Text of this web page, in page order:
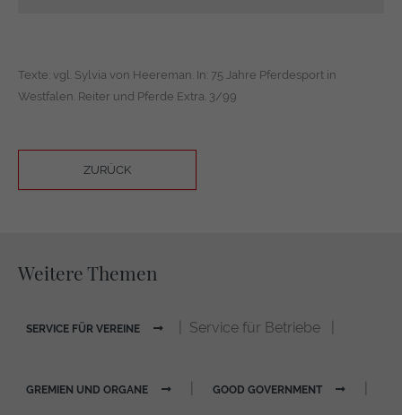
Texte: vgl. Sylvia von Heereman. In: 75 Jahre Pferdesport in
Westfalen. Reiter und Pferde Extra. 3/99
ZURÜCK
Weitere Themen
SERVICE FÜR VEREINE | Service für Betriebe |
GREMIEN UND ORGANE GOOD GOVERNMENT